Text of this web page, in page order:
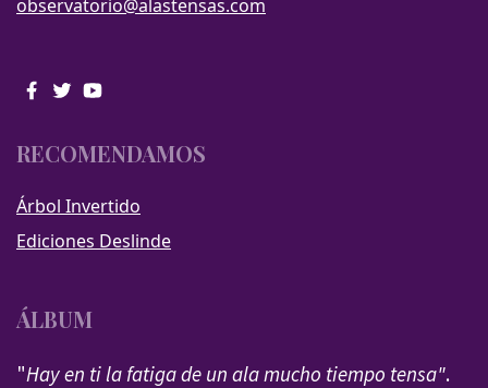
observatorio@alastensas.com
RECOMENDAMOS
Árbol Invertido
Ediciones Deslinde
ÁLBUM
"Hay en ti la fatiga de un ala mucho tiempo tensa".